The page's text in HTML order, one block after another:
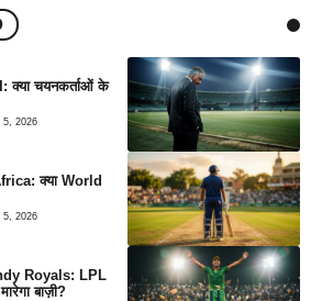
क्या चयनकर्ताओं के
5, 2026
क्या World
5, 2026
Royals: LPL
बाज़ी?